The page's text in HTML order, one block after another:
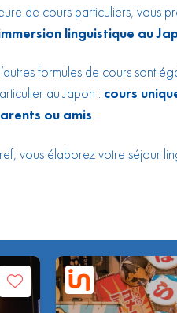
de cours particuliers, vous
linguistique au
formules de cours sont
au Japon : cours
ou amis.
vous élaborez votre séjour